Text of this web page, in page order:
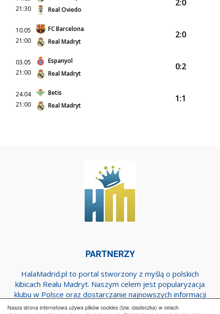
Nasza strona internetowa używa plików cookies (tzw. ciasteczka) w celach
21:30
Real Oviedo
2:0
10.05
21:00
FC Barcelona
Real Madryt
2:0
03.05
21:00
Espanyol
Real Madryt
0:2
24.04
21:00
Betis
Real Madryt
1:1
PARTNERZY
HalaMadrid.pl to portal stworzony z myślą o polskich
kibicach Realu Madryt. Naszym celem jest popularyzacja
klubu w Polsce oraz dostarczanie najnowszych informacji
dotyczących zespołu z Estadio Santiago Bernabeu.